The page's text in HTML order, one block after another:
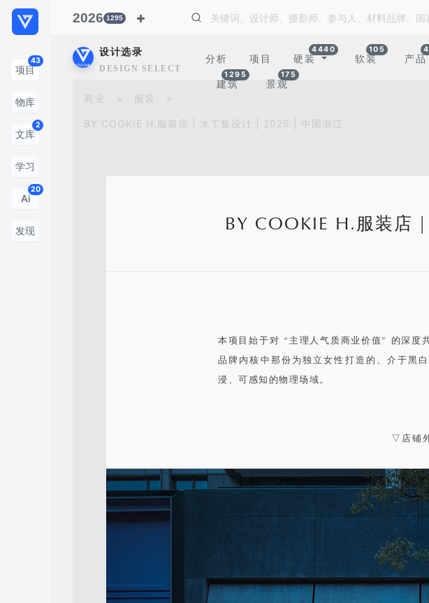
项目
43
物库
文库
2
学习
Ai
20
发现
2026 1295
设计选录
DESIGN SELECTION
分析 项目 硬装
4440
软装
105
产品
建筑
1295
景观
175
商业 > 服装 >
BY COOKIE H.服装店 | 水丁集设计 | 2025 | 中国浙江
BY COOKIE H.服装店
本项目始于对 “主理人气质商业价值” 的深
品牌内核中那份为独立女性打造的、介于黑
浸、可感知的物理场域。
▽店铺